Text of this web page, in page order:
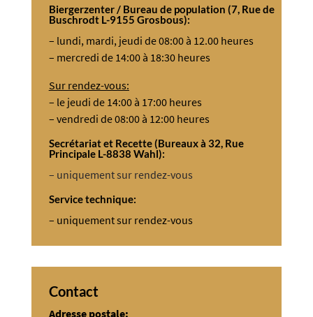
Biergerzenter / Bureau de population (7, Rue de
Buschrodt L-9155 Grosbous):
– lundi, mardi, jeudi de 08:00 à 12.00 heures
– mercredi de 14:00 à 18:30 heures
Sur rendez-vous:
– le jeudi de 14:00 à 17:00 heures
– vendredi de 08:00 à 12:00 heures
Secrétariat et Recette (Bureaux à 32, Rue
Principale L-8838 Wahl):
– uniquement sur rendez-vous
Service technique:
– uniquement sur rendez-vous
Contact
Adresse postale: